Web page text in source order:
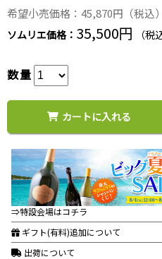
希望小売価格：45,870円（税込）
ソムリエ価格： 35,500円 （税
数量
カートに入れる
⇒特設会場はコチラ
ギフト(有料)追加について
出荷について